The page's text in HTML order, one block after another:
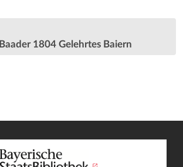
Baader 1804 Gelehrtes Baiern